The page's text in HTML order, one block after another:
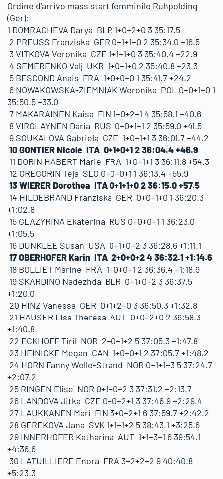
Ordine d’arrivo mass start femminile Ruhpolding
(Ger):
1 DOMRACHEVA Darya BLR 1+0+2+0 3 35:17.5
2 PREUSS Franziska GER 0+1+1+0 2 35:34.0 +16.5
3 VITKOVA Veronika CZE 1+1+1+0 3 35:40.4 +22.9
4 SEMERENKO Valj UKR 1+0+1+0 2 35:40.8 +23.3
5 BESCOND Anais FRA 1+0+0+0 1 35:41.7 +24.2
6 NOWAKOWSKA-ZIEMNIAK Weronika POL 0+0+1+0 1
35:50.5 +33.0
7 MAKARAINEN Kaisa FIN 1+0+2+1 4 35:58.1 +40.6
8 VIROLAYNEN Daria RUS 0+0+1+1 2 35:59.0 +41.5
9 SOUKALOVA Gabriela CZE 1+0+1+1 3 36:01.7 +44.2
10 GONTIER Nicole ITA 0+1+0+1 2 36:04.4 +46.9
11 DORIN HABERT Marie FRA 1+0+1+1 3 36:11.8 +54.3
12 GREGORIN Teja SLO 0+0+0+1 1 36:13.4 +55.9
13 WIERER Dorothea ITA 0+1+1+0 2 36:15.0 +57.5
14 HILDEBRAND Franziska GER 0+0+1+0 1 36:20.3
+1:02.8
15 GLAZYRINA Ekaterina RUS 0+0+0+1 1 36:23.0
+1:05.5
16 DUNKLEE Susan USA 0+1+0+2 3 36:28.6 +1:11.1
17 OBERHOFER Karin ITA 2+0+0+2 4 36:32.1 +1:14.6
18 BOLLIET Marine FRA 1+0+0+1 2 36:36.4 +1:18.9
19 SKARDINO Nadezhda BLR 0+1+0+2 3 36:37.5
+1:20.0
20 HINZ Vanessa GER 0+1+2+0 3 36:50.3 +1:32.8
21 HAUSER Lisa Theresa AUT 0+0+2+0 2 36:58.3
+1:40.8
22 ECKHOFF Tiril NOR 2+0+1+2 5 37:05.3 +1:47.8
23 HEINICKE Megan CAN 1+0+0+1 2 37:05.7 +1:48.2
24 HORN Fanny Welle-Strand NOR 0+1+1+3 5 37:24.7
+2:07.2
25 RINGEN Elise NOR 0+1+0+2 3 37:31.2 +2:13.7
26 LANDOVA Jitka CZE 0+0+2+1 3 37:46.9 +2:29.4
27 LAUKKANEN Mari FIN 3+0+2+1 6 37:59.7 +2:42.2
28 GEREKOVA Jana SVK 1+1+1+2 5 38:43.1 +3:25.6
29 INNERHOFER Katharina AUT 1+1+3+1 6 39:54.1
+4:36.6
30 LATUILLIERE Enora FRA 3+2+2+2 9 40:40.8
+5:23.3